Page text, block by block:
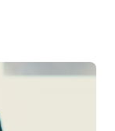
Ampio spazio
concrete. In
di Paolo Ganis,
otto anni ha
fondato su